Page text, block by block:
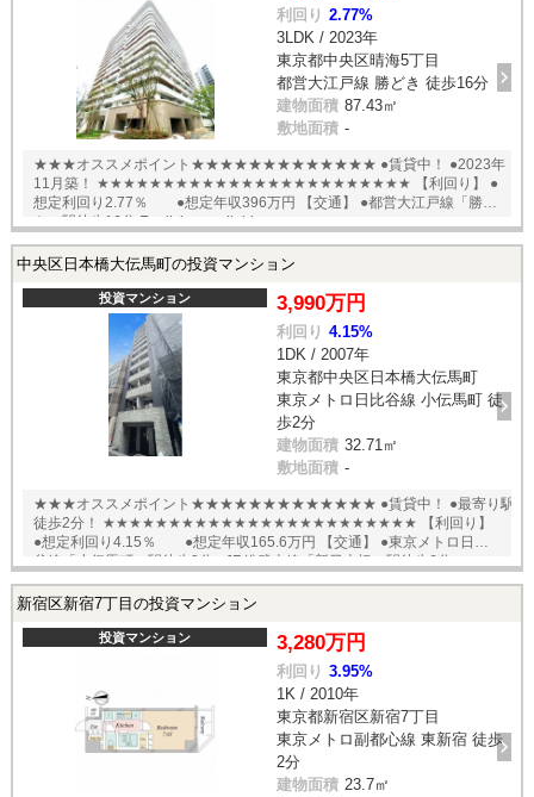
利回り 2.77%
3LDK / 2023年
東京都中央区晴海5丁目
都営大江戸線 勝どき 徒歩16分
建物面積 87.43㎡
敷地面積 -
★★★オススメポイント★★★★★★★★★★★★★ ●賃貸中！ ●2023年
11月築！ ★★★★★★★★★★★★★★★★★★★★★★★★ 【利回り】 ●
想定利回り2.77％ ●想定年収396万円 【交通】 ●都営大江戸線「勝ど
き」駅徒歩16分 English available
中央区日本橋大伝馬町の投資マンション
投資マンション 3,990万円
利回り 4.15%
1DK / 2007年
東京都中央区日本橋大伝馬町
東京メトロ日比谷線 小伝馬町 徒
歩2分
建物面積 32.71㎡
敷地面積 -
★★★オススメポイント★★★★★★★★★★★★★ ●賃貸中！ ●最寄り駅
徒歩2分！ ★★★★★★★★★★★★★★★★★★★★★★★★ 【利回り】
●想定利回り4.15％ ●想定年収165.6万円 【交通】 ●東京メトロ日比
谷線「小伝馬町」駅徒歩2分 ●JR総武本線「新日本橋」駅徒歩6分
English available
新宿区新宿7丁目の投資マンション
投資マンション 3,280万円
利回り 3.95%
1K / 2010年
東京都新宿区新宿7丁目
東京メトロ副都心線 東新宿 徒歩
2分
建物面積 23.7㎡